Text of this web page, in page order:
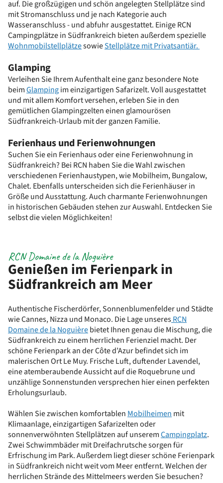
auf. Die großzügigen und schön angelegten Stellplätze sind
mit Stromanschluss und je nach Kategorie auch
Wasseranschluss - und abfuhr ausgestattet. Einige RCN
Campingplätze in Südfrankreich bieten außerdem spezielle
WohnmobilstellplätzesowieStellplätze mit Privatsantiär.
Glamping
Verleihen Sie Ihrem Aufenthalt eine ganz besondere Note
beimGlampingim einzigartigen Safarizelt. Voll ausgestattet
und mit allem Komfort versehen, erleben Sie in den
gemütlichen Glampingzelten einen glamourösen
Südfrankreich-Urlaub mit der ganzen Familie.
Ferienhaus und Ferienwohnungen
Suchen Sie ein Ferienhaus oder eine Ferienwohnung in
Südfrankreich? Bei RCN haben Sie die Wahl zwischen
verschiedenen Ferienhaustypen, wie Mobilheim, Bungalow,
Chalet. Ebenfalls unterscheiden sich die Ferienhäuser in
Größe und Ausstattung. Auch charmante Ferienwohnungen
in historischen Gebäuden stehen zur Auswahl. Entdecken Sie
selbst die vielen Möglichkeiten!
Genießen im Ferienpark in
Südfrankreich am Meer
RCN Domaine de la Noguière
Authentische Fischerdörfer, Sonnenblumenfelder und Städte
wie Cannes, Nizza und Monaco. Die Lage unseresRCN
Domaine de la Noguièrebietet Ihnen genau die Mischung, die
Südfrankreich zu einem herrlichen Ferienziel macht. Der
schöne Ferienpark an der Côte d’Azur befindet sich im
malerischen Ort Le Muy. Frische Luft, duftender Lavendel,
eine atemberaubende Aussicht auf die Roquebrune und
unzählige Sonnenstunden versprechen hier einen perfekten
Erholungsurlaub.
Wählen Sie zwischen komfortablen Mobilheimen mit
Klimaanlage, einzigartigen Safarizelten oder
sonnenverwöhnten Stellplätzen auf unseremCampingplatz.
Zwei Schwimmbäder mit Dreifachrutsche sorgen für
Erfrischung im Park. Außerdem liegt dieser schöne Ferienpark
in Südfrankreich nicht weit vom Meer entfernt. Welchen der
herrlichen Strände des Mittelmeers werden Sie besuchen?